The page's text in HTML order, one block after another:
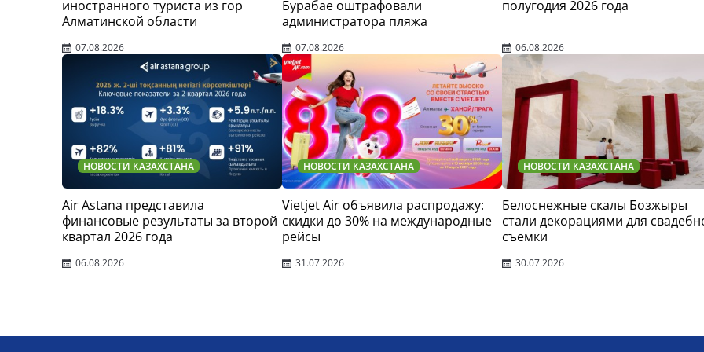
иностранного туриста из гор
Алматинской области
07.08.2026
Бурабае оштрафовали
администратора пляжа
07.08.2026
полугодия 2026 года
06.08.2026
НОВОСТИ КАЗАХСТАНА
Air Astana представила
финансовые результаты за второй
квартал 2026 года
06.08.2026
НОВОСТИ КАЗАХСТАНА
Vietjet Air объявила распродажу:
скидки до 30% на международные
рейсы
31.07.2026
НОВОСТИ КАЗАХСТАНА
Белоснежные скалы Бозжыры
стали декорациями для
съемки
30.07.2026